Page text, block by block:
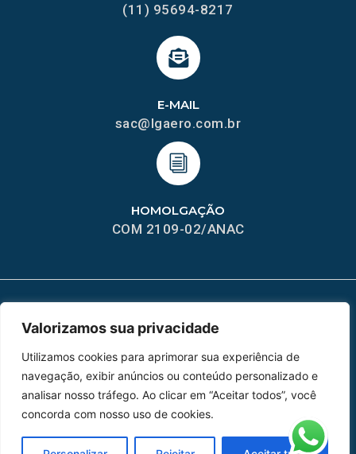
Valorizamos sua privacidade
Utilizamos cookies para aprimorar sua experiência de
navegação, exibir anúncios ou conteúdo personalizado e
analisar nosso tráfego. Ao clicar em “Aceitar todos”, você
concorda com nosso uso de cookies.
HOMOLGAÇÃO
COM 2109-02/ANAC
E-MAIL
sac@lgaero.com.br
(11) 95694-8217
MAPA DO SITE
Home Sobre Nós
Peças
Catálogo de Aplicações